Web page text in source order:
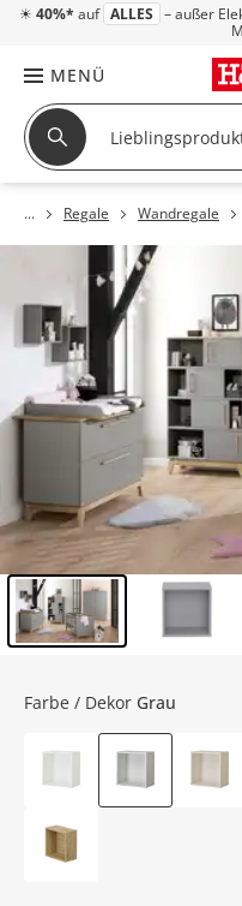
☀ 40%* auf ALLES – außer
MENÜ
Regale Wandregale
Farbe / Dekor Grau